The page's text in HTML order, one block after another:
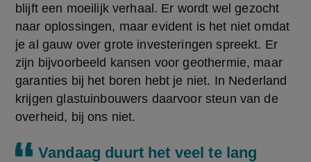
blijft een moeilijk verhaal. Er wordt wel gezocht
naar oplossingen, maar evident is het niet omdat
je al gauw over grote investeringen spreekt. Er
zijn bijvoorbeeld kansen voor geothermie, maar
garanties bij het boren hebt je niet. In Nederland
krijgen glastuinbouwers daarvoor steun van de
overheid, bij ons niet.
Vandaag duurt het veel te lang